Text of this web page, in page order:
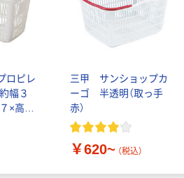
ロピレ
幅３
×高さ
三甲 サンショップカ
ーゴ 半透明（取っ手
赤）
￥620~ （税込）